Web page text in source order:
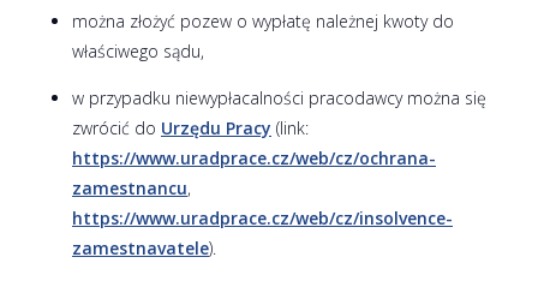
można złożyć pozew o wypłatę należnej kwoty do
właściwego sądu,
w przypadku niewypłacalności pracodawcy można się
zwrócić do Urzędu Pracy (link:
https://www.uradprace.cz/web/cz/ochrana-
zamestnancu,
https://www.uradprace.cz/web/cz/insolvence-
zamestnavatele).